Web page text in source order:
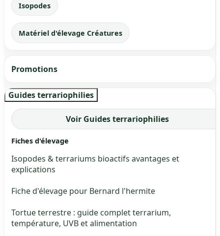
Isopodes
Matériel d'élevage Créatures
Promotions
Guides terrariophilies
Voir Guides terrariophilies
Fiches d'élevage
Isopodes & terrariums bioactifs avantages et
explications
Fiche d'élevage pour Bernard l'hermite
Tortue terrestre : guide complet terrarium,
température, UVB et alimentation